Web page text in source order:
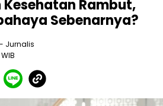
Rambut,
Sebenarnya?
- Jurnalis